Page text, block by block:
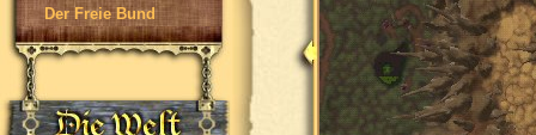
Der Freie Bund